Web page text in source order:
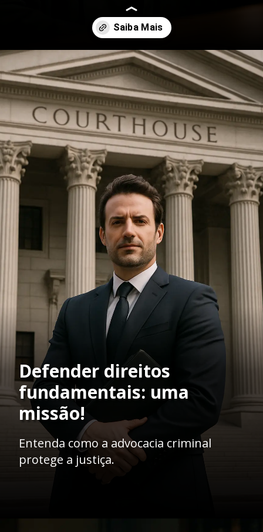
Opening https://ademilsoncs.adv.br/advocacia-criminal-rj-um-nobre-oficio-na-defesa-dos-direitos-fundamentais/
Defender direitos
fundamentais: uma
missão!
Entenda como a advocacia criminal
protege a justiça.